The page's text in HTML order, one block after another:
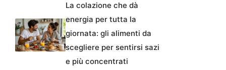
La colazione che dà
energia per tutta la
giornata: gli alimenti da
scegliere per sentirsi sazi
e più concentrati